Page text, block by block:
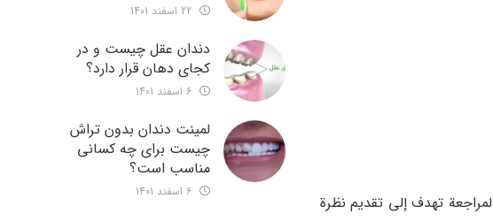
تهدف إلى تقديم نظرة
دندان عقل چیست و در
کجای دهان قرار دارد؟
لمینت دندان بدون تراش
چیست برای چه کسانی
مناسب است؟